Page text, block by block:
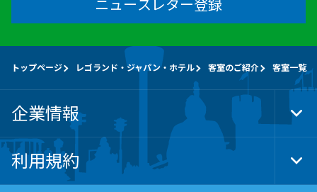
ニュースレター登録
トップページ レゴランド・ジャパン・ホテル 客室のご紹介 客室一覧
企業情報
利用規約